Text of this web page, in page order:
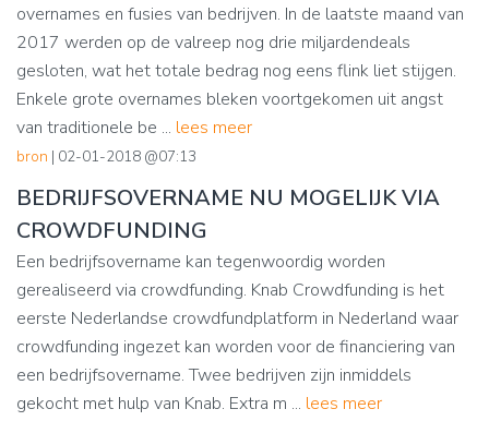
overnames en fusies van bedrijven. In de laatste maand van
2017 werden op de valreep nog drie miljardendeals
gesloten, wat het totale bedrag nog eens flink liet stijgen.
Enkele grote overnames bleken voortgekomen uit angst
van traditionele be ... lees meer
bron | 02-01-2018 @07:13
BEDRIJFSOVERNAME NU MOGELIJK VIA
CROWDFUNDING
Een bedrijfsovername kan tegenwoordig worden
gerealiseerd via crowdfunding. Knab Crowdfunding is het
eerste Nederlandse crowdfundplatform in Nederland waar
crowdfunding ingezet kan worden voor de financiering van
een bedrijfsovername. Twee bedrijven zijn inmiddels
gekocht met hulp van Knab. Extra m ... lees meer